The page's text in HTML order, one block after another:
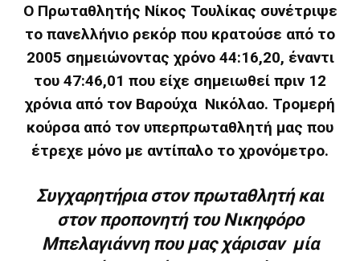
Ο Πρωταθλητής Νίκος Τουλίκας συνέτριψε
το πανελλήνιο ρεκόρ που κρατούσε από το
2005 σημειώνοντας χρόνο 44:16,20, έναντι
του 47:46,01 που είχε σημειωθεί πριν 12
χρόνια από τον Βαρούχα Νικόλαο. Τρομερή
κούρσα από τον υπερπρωταθλητή μας που
έτρεχε μόνο με αντίπαλο το χρονόμετρο.
Συγχαρητήρια στον πρωταθλητή και
στον προπονητή του Νικηφόρο
Μπελαγιάννη που μας χάρισαν μία